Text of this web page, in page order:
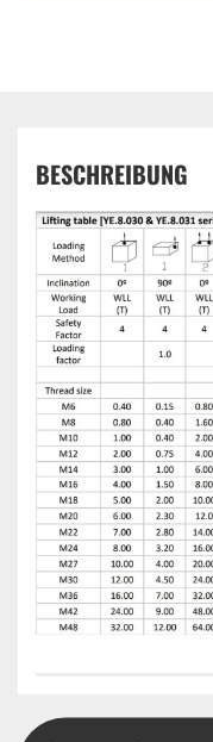
BESCHREIBUNG